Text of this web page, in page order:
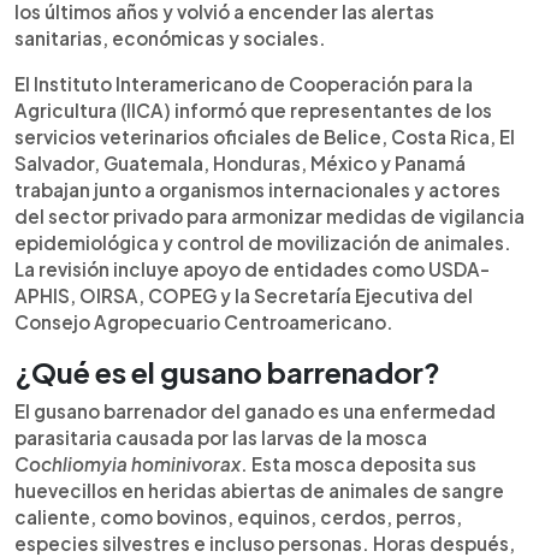
personas. La reaparición de la enfermedad, tras
años de erradicación, ha generado preocupación
sanitaria y económica por su impacto en el
ganado y la producción rural. Autoridades
veterinarias de Belice, Costa Rica, El Salvador,
Guatemala, Honduras, México y Panamá buscan
fortalecer la vigilancia epidemiológica, mejorar la
notificación de casos y coordinar la movilización
segura de animales.
los últimos años y volvió a encender las alertas
sanitarias, económicas y sociales.
El Instituto Interamericano de Cooperación para la
Agricultura (IICA) informó que representantes de los
servicios veterinarios oficiales de Belice, Costa Rica, El
Salvador, Guatemala, Honduras, México y Panamá
trabajan junto a organismos internacionales y actores
del sector privado para armonizar medidas de vigilancia
epidemiológica y control de movilización de animales.
La revisión incluye apoyo de entidades como USDA-
APHIS, OIRSA, COPEG y la Secretaría Ejecutiva del
Consejo Agropecuario Centroamericano.
¿Qué es el gusano barrenador?
El gusano barrenador del ganado es una enfermedad
parasitaria causada por las larvas de la mosca
Cochliomyia hominivorax. Esta mosca deposita sus
huevecillos en heridas abiertas de animales de sangre
caliente, como bovinos, equinos, cerdos, perros,
especies silvestres e incluso personas. Horas después,